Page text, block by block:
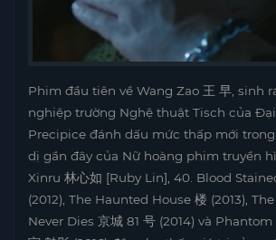
Phim đầu tiên về Wang Zao 王 早, sinh
nghiệp trường Nghệ thuật Tisch của Đại
Precipice đánh dấu mức thấp mới
dị gần đây của Nữ hoàng phim truyền
Xinru 林心如 [Ruby Lin], 40. Blood
(2012), The Haunted House 楼 (2013),
Never Dies 京城 81 号 (2014) và